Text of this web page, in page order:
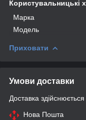
Користувальницькі
Марка
Мoдель
Приховати
Умови доставки
Доставка
Нова Пошта